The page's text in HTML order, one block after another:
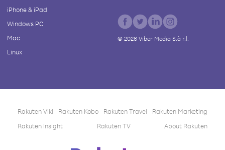
iPhone & iPad
Windows PC
Mac
Linux
© 2026Viber Media S.à r.l.
Rakuten Viki Rakuten Kobo Rakuten Travel
Rakuten Marketing
Rakuten Insight
Rakuten TV About Rakuten